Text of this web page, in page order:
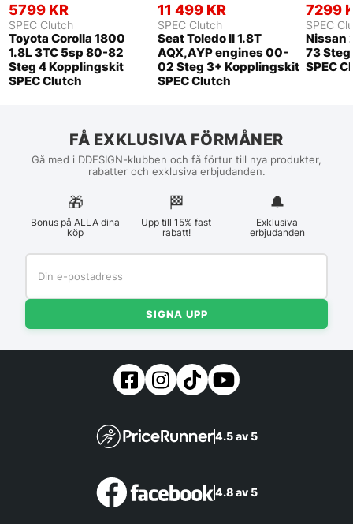
5799 KR
SPEC Clutch
Toyota Corolla 1800
1.8L 3TC 5sp 80-82
Steg 4 Kopplingskit
SPEC Clutch
11 499 KR
SPEC Clutch
Seat Toledo II 1.8T
AQX,AYP engines 00-
02 Steg 3+ Kopplingskit
SPEC Clutch
7299
SPEC
Nissan
73
SPEC
FÅ EXKLUSIVA FÖRMÅNER
Gå med i DDESIGN-klubben och få förtur till nya produkter,
rabatter och exklusiva erbjudanden.
🎁
Bonus på ALLA dina
köp
🏁︎
Upp till 15% fast
rabatt!
🔔
Exklusiva
erbjudanden
SIGNA UPP
4.5 av 5
4.8 av 5